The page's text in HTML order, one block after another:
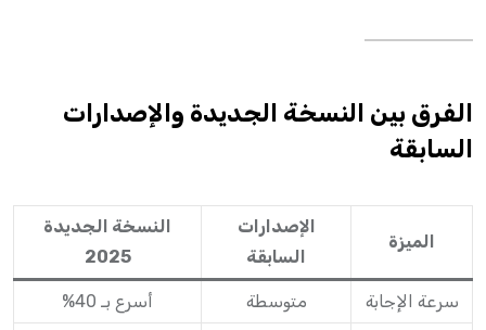
الفرق بين النسخة الجديدة والإصدارات
السابقة
الميزة
الإصدارات
السابقة
النسخة الجديدة
2025
سرعة الإجابة متوسطة أسرع بـ 40%